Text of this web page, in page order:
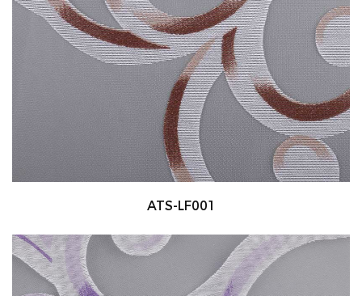
ATS-LF001